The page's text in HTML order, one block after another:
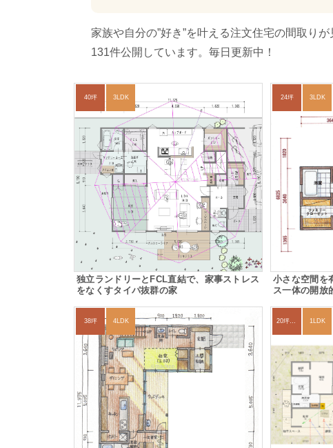
家族や自分の”好き”を叶える注文住宅の間取り
131件公開しています。毎日更新中！
40坪 3LDK
独立ランドリーとFCL直結で、家事ストレス
をなくすタイパ抜群の家
24坪 3LDK
小さな空間を
ス一体の開放
38坪 4LDK 1LDK